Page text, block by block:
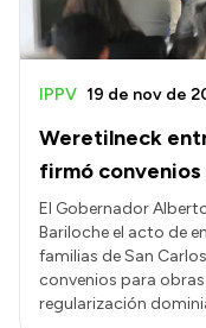
Weretilneck
firmó convenios
IPPV 19 de nov de
El Gobernador
Bariloche el acto de
familias de San
convenios para
regularización